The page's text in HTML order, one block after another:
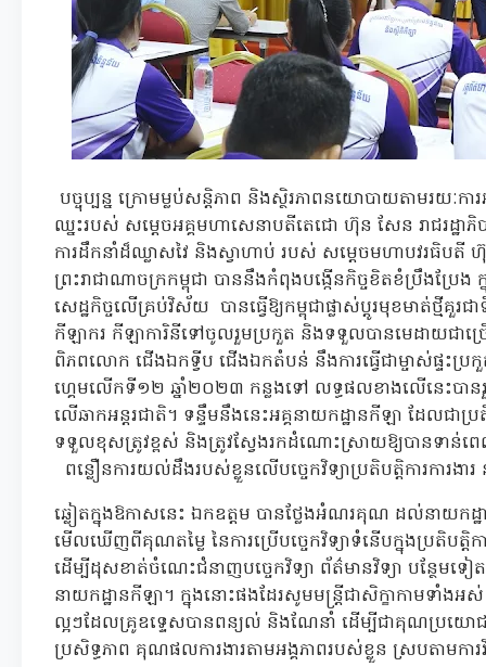
បច្ចុប្បន្ន ក្រោមម្លប់សន្ដិភាព និងស្ថិរភាពនយោបាយតាមរយ
ឈ្នះរបស់ សម្ដេចអគ្គមហាសេនាបតីតេជោ ហ៊ុន សែន រាជរដ្ឋា
ការដឹកនាំដ៏ឈ្លាសវៃ និងស្វាហាប់ របស់ សម្ដេចមហាបវរធិបតី
ព្រះរាជាណាចក្រកម្ពុជា បាននឹងកំពុងបង្កើនកិច្ចខិតខំប្រឹងប្រែ
សេដ្ឋកិច្ចលើគ្រប់វិស័យ បានធ្វើឱ្យកម្ពុជាផ្លាស់ប្ដូរមុខមាត់ថ្មីគួ
កីឡាករ កីឡាការិនីទៅចូលរួមប្រកួត និងទទួលបានមេដាយជាច្រ
ពិភពលោក ជើងឯកទ្វីប ជើងឯកតំបន់ នឹងការធ្វើជាម្ចាស់ផ្ទះ
ហ្គេមលើកទី១២ ឆ្នាំ២០២៣ កន្លងទៅ លទ្ធផលខាងលើនេះបា
លើឆាកអន្ដរជាតិ។ ទន្ទឹមនឹងនេះអគ្គនាយកដ្ឋានកីឡា ដែលជា
ទទួលខុសត្រូវខ្ពស់ និងត្រូវស្វែងរកដំណោះស្រាយឱ្យបានទាន់ពេ
ពន្លឿនការយល់ដឹងរបស់ខ្លួនលើបច្ចេកវិទ្យាប្រតិបត្តិការកា
ឆ្លៀតក្នុងឱកាសនេះ ឯកឧត្តម បានថ្លែងអំណរគុណ ដល់នាយកដ្
មើលឃើញពីគុណតម្លៃ នៃការប្រើបច្ចេកវិទ្យាទំនើបក្នុងប្រតិបត្តិក
ដើម្បីដុសខាត់ចំណេះជំនាញបច្ចេកវិទ្យា ព័ត៌មានវិទ្យា បន្ថែមទ
នាយកដ្ឋានកីឡា។ ក្នុងនោះផងដែរសូមមន្រ្តីជាសិក្ខាកាមទាំង
ល្អៗដែលគ្រូឧទ្ទេសបានពន្យល់ និងណែនាំ ដើម្បីជាគុណប្រយោជ
ប្រសិទ្ធភាព គុណផលការងារតាមអង្គភាពរបស់ខ្លួន ស្របតាម